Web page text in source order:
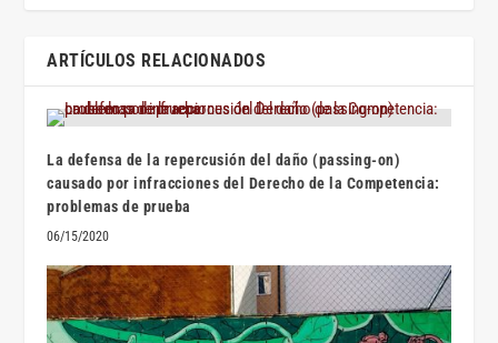
ARTÍCULOS RELACIONADOS
La defensa de la repercusión del daño (passing-on)
causado por infracciones del Derecho de la Competencia:
problemas de prueba
06/15/2020